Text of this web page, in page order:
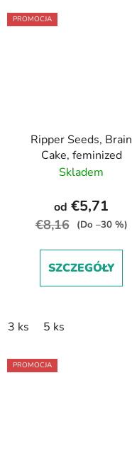
PROMOCJA
Ripper Seeds, Brain
Cake, feminized
Skladem
od €5,71
€8,16 (Do –30 %)
SZCZEGÓŁY
3 ks 5 ks
PROMOCJA